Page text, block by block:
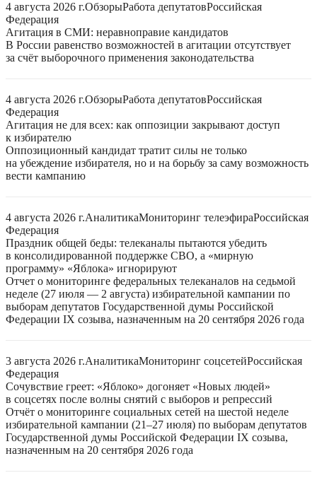
4 августа 2026 г.ОбзорыРабота депутатовРоссийская
Федерация
Агитация в СМИ: неравноправие кандидатов
В России равенство возможностей в агитации отсутствует
за счёт выборочного применения законодательства
4 августа 2026 г.ОбзорыРабота депутатовРоссийская
Федерация
Агитация не для всех: как оппозиции закрывают доступ
к избирателю
Оппозиционный кандидат тратит силы не только
на убеждение избирателя, но и на борьбу за саму возможность
вести кампанию
4 августа 2026 г.АналитикаМониторинг телеэфираРоссийская
Федерация
Праздник общей беды: телеканалы пытаются убедить
в консолидированной поддержке СВО, а «мирную
программу» «Яблока» игнорируют
Отчет о мониторинге федеральных телеканалов на седьмой
неделе (27 июля — 2 августа) избирательной кампании по
выборам депутатов Государственной думы Российской
Федерации IX созыва, назначенным на 20 сентября 2026 года
3 августа 2026 г.АналитикаМониторинг соцсетейРоссийская
Федерация
Сочувствие греет: «Яблоко» догоняет «Новых людей»
в соцсетях после волны снятий с выборов и репрессий
Отчёт о мониторинге социальных сетей на шестой неделе
избирательной кампании (21–27 июля) по выборам депутатов
Государственной думы Российской Федерации IX созыва,
назначенным на 20 сентября 2026 года